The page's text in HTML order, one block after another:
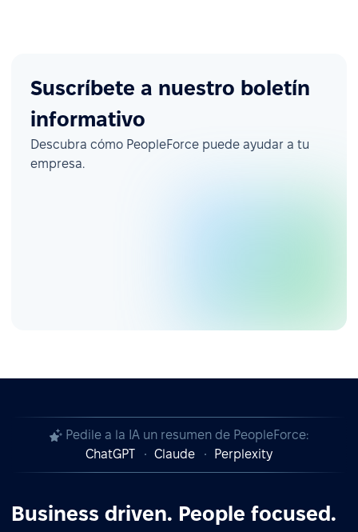
Suscríbete a nuestro boletín
informativo
Descubra cómo PeopleForce puede ayudar a tu
empresa.
Pedile a la IA un resumen de PeopleForce:
ChatGPT
Claude Perplexity
Business driven. People focused.